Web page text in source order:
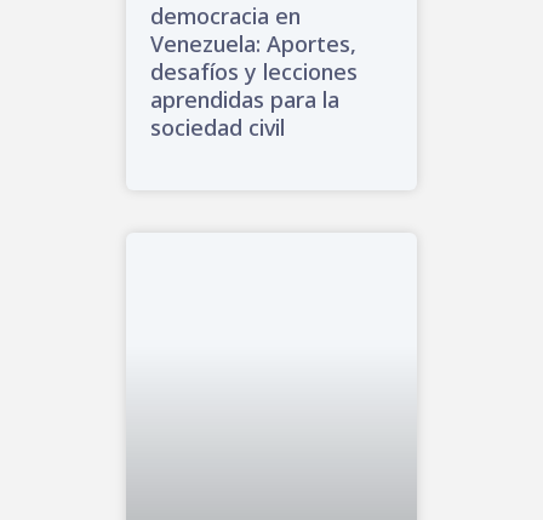
democracia en
Venezuela: Aportes,
desafíos y lecciones
aprendidas para la
sociedad civil